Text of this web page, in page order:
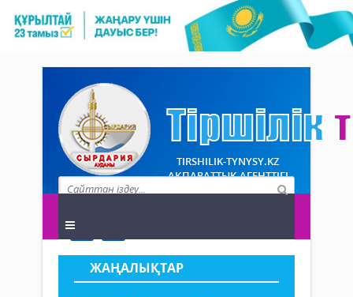
TIRSHILIK-TYNYSY.KZ
АҚПАРАТТЫҚ АГЕНТТІГІ
ЖАҢАЛЫҚТАР